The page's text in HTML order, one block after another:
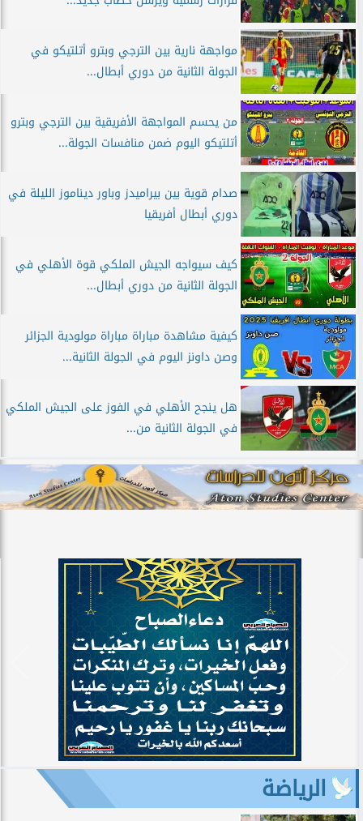
مواجهة نارية بين الترجي وبترو أتلتيكو في
الجولة الثانية من دوري أبطال...
من يحسم المواجهة الأفريقية بين الترجي وبترو
أتلتيكو اليوم ضمن منافسات الجولة...
صدام قوية بين بيراميدز وباور ديناموز الليلة في
دوري أبطال أفريقيا
كيف سيواجه الجيش الملكي قوة الأهلي في
الجولة الثانية من دوري أبطال...
كيفية مشاهدة مباراة مباراة مولودية الجزائر
وصن داونز اليوم في الجولة الثانية...
هل ينجح الأهلي في الفوز على الجيش الملكي
في الجولة الثانية من...
الرياضة